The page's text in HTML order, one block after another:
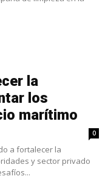
la
los
marítimo
0
a fortalecer la
y sector privado